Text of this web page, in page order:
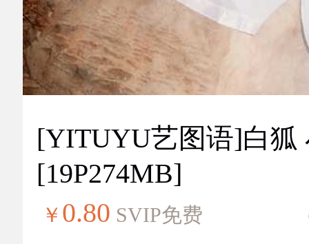
[YITUYU艺图语]白狐
[19P274MB]
￥ 0.80 SVIP免费